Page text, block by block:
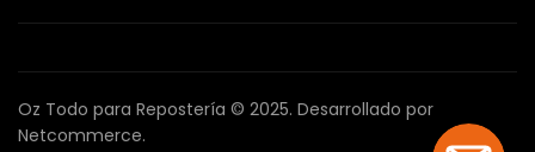
Oz Todo para Repostería © 2025. Desarrollado por
Netcommerce.